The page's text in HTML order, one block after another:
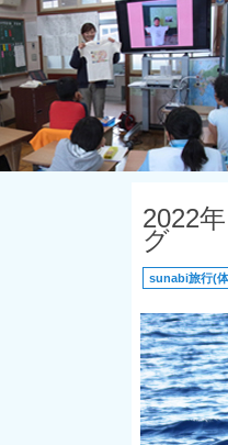
2022
グ
sunabi旅行(